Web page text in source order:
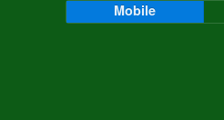
Mobile